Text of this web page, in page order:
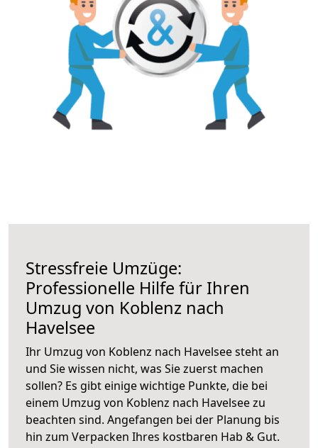
Stressfreie Umzüge:
Professionelle Hilfe für Ihren
Umzug von Koblenz nach
Havelsee
Ihr Umzug von Koblenz nach Havelsee steht an
und Sie wissen nicht, was Sie zuerst machen
sollen? Es gibt einige wichtige Punkte, die bei
einem Umzug von Koblenz nach Havelsee zu
beachten sind. Angefangen bei der Planung bis
hin zum Verpacken Ihres kostbaren Hab & Gut.